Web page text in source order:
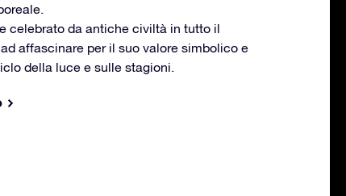
celebrato da antiche civiltà in tutto il
affascinare per il suo valore simbolico e
della luce e sulle stagioni.